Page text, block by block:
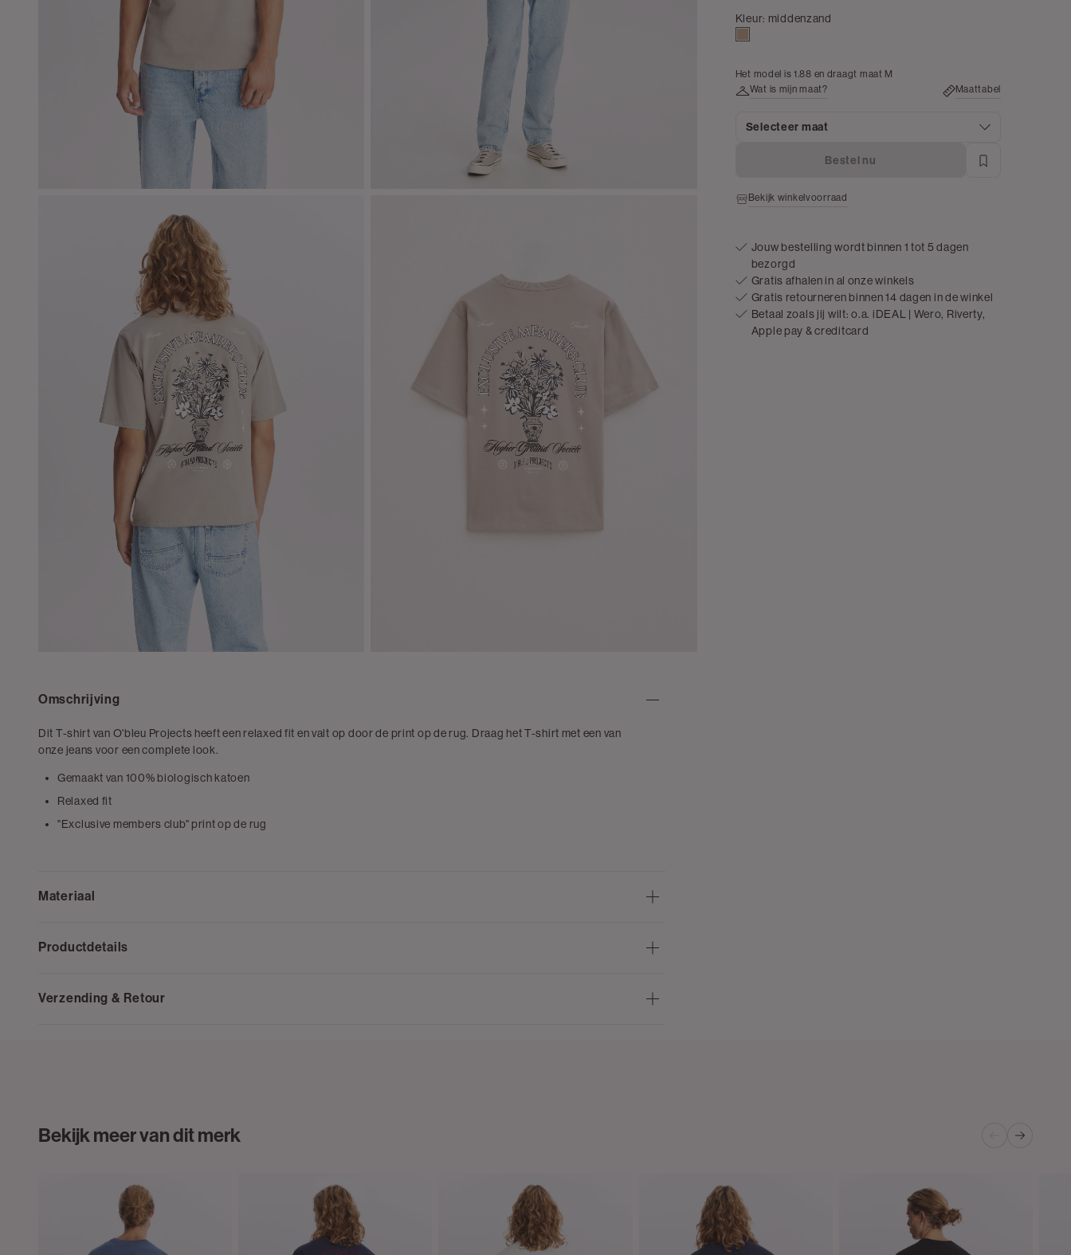
Kleur: middenzand
Het model is 1.88 en draagt maat M
Wat is mijn maat?
Maattabel
Selecteer maat
Bestel nu
Bekijk winkelvoorraad
Jouw bestelling wordt binnen 1 tot 5 dagen
bezorgd
Gratis afhalen in al onze winkels
Gratis retourneren binnen 14 dagen in de winkel
Betaal zoals jij wilt: o.a. iDEAL | Wero, Riverty,
Apple pay & creditcard
Omschrijving
Dit T-shirt van O'bleu Projects heeft een relaxed fit en valt op door de print op de rug. Draag het T-shirt met een van
onze jeans voor een complete look.
Gemaakt van 100% biologisch katoen
Relaxed fit
"Exclusive members club" print op de rug
Materiaal
Productdetails
Verzending & Retour
Bekijk meer van dit merk